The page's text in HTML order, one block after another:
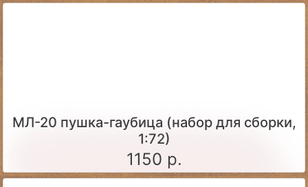
МЛ-20 пушка-гаубица (набор для сборки,
1:72)
1150 р.